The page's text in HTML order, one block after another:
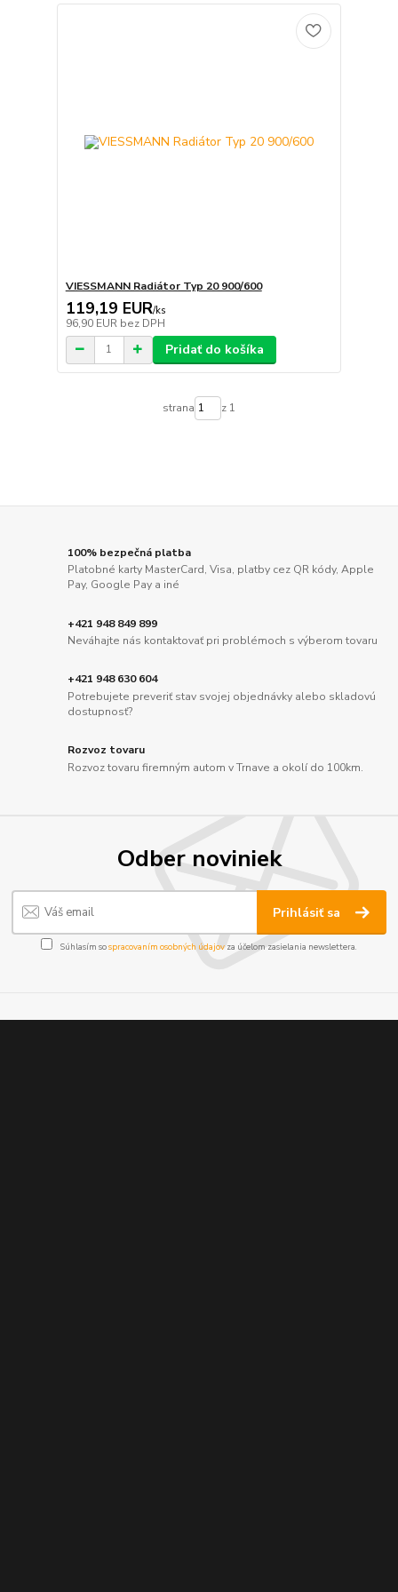
VIESSMANN Radiátor Typ 20 900/600
119,19 EUR/ks
96,90 EUR bez DPH
Pridať do košíka
strana z 1
100% bezpečná platba
Platobné karty MasterCard, Visa, platby cez QR kódy, Apple
Pay, Google Pay a iné
+421 948 849 899
Neváhajte nás kontaktovať pri problémoch s výberom tovaru
+421 948 630 604
Potrebujete preveriť stav svojej objednávky alebo skladovú
dostupnosť?
Rozvoz tovaru
Rozvoz tovaru firemným autom v Trnave a okolí do 100km.
Odber noviniek
Prihlásiť sa
Súhlasím sospracovaním osobných údajov za účelom zasielania newslettera.